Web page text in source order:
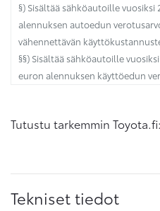
§) Sisältää sähköautoille vuosiksi
alennuksen autoedun
vähennettävän
§§) Sisältää sähköautoille
euron alennuksen käyttöedun
Tutustu tarkemmin
Tekniset tiedot